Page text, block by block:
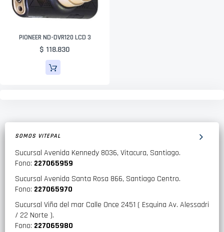
PIONEER ND-DVR120 LCD 3
$ 118.830
SOMOS VITEPAL
Sucursal Avenida Kennedy 8036, Vitacura, Santiago.
Fono: 227065959
Sucursal Avenida Santa Rosa 866, Santiago Centro.
Fono: 227065970
Sucursal Viña del mar Calle Once 2451 ( Esquina Av. Alessadri
/ 22 Norte ).
Fono: 227065980